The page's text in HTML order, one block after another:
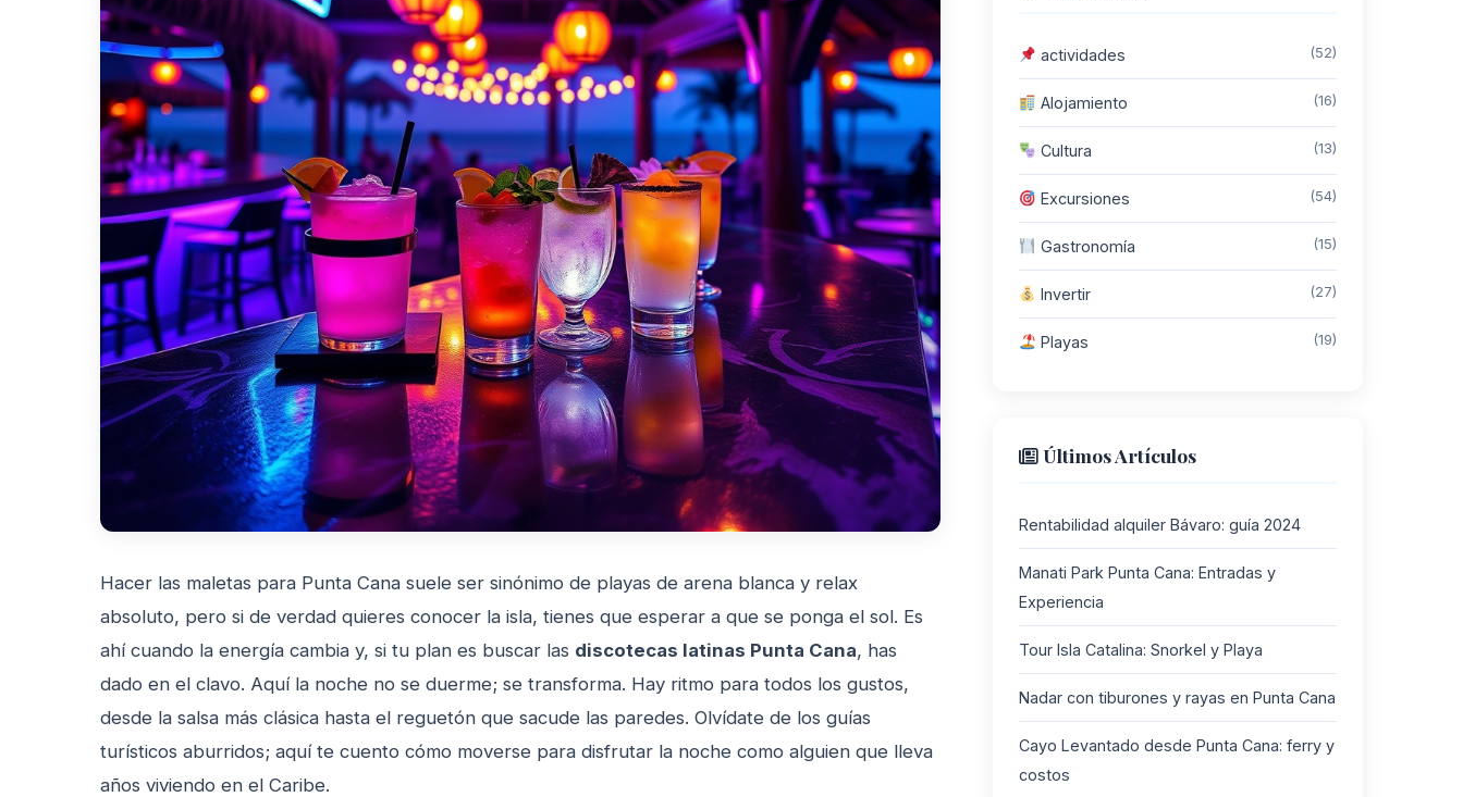
Hacer las maletas para Punta Cana suele ser sinónimo de playas de arena blanca y relax
absoluto, pero si de verdad quieres conocer la isla, tienes que esperar a que se ponga el sol. Es
ahí cuando la energía cambia y, si tu plan es buscar las discotecas latinas Punta Cana, has
dado en el clavo. Aquí la noche no se duerme; se transforma. Hay ritmo para todos los gustos,
desde la salsa más clásica hasta el reguetón que sacude las paredes. Olvídate de los guías
turísticos aburridos; aquí te cuento cómo moverse para disfrutar la noche como alguien que lleva
años viviendo en el Caribe.
actividades (52)
Alojamiento (16)
Cultura (13)
Excursiones (54)
Gastronomía (15)
Invertir (27)
Playas (19)
Últimos Artículos
Rentabilidad alquiler Bávaro: guía 2024
Manati Park Punta Cana: Entradas y
Experiencia
Tour Isla Catalina: Snorkel y Playa
Nadar con tiburones y rayas en Punta Cana
Cayo Levantado desde Punta Cana: ferry y
costos